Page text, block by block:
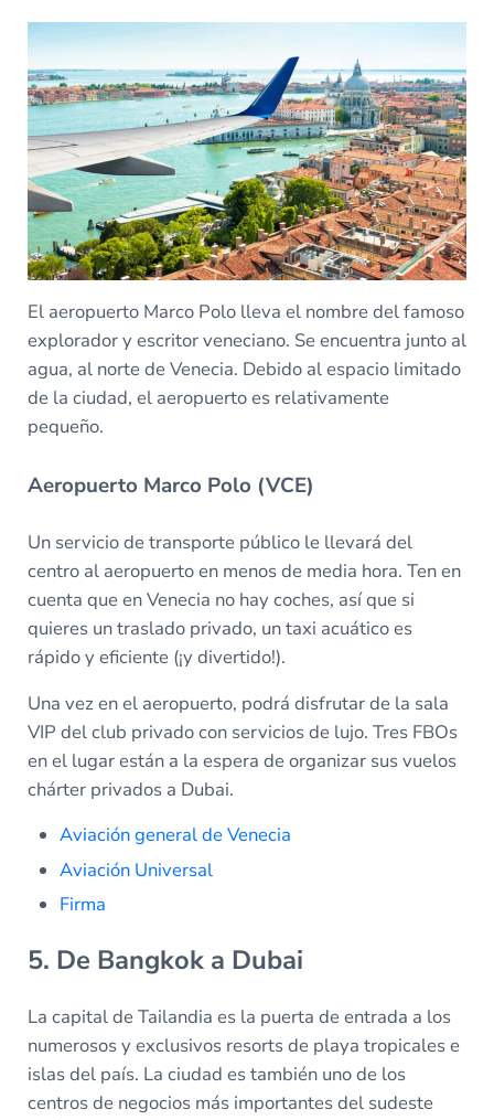
El aeropuerto Marco Polo lleva el nombre del famoso
explorador y escritor veneciano. Se encuentra junto al
agua, al norte de Venecia. Debido al espacio limitado
de la ciudad, el aeropuerto es relativamente
pequeño.
Aeropuerto Marco Polo (VCE)
Un servicio de transporte público le llevará del
centro al aeropuerto en menos de media hora. Ten en
cuenta que en Venecia no hay coches, así que si
quieres un traslado privado, un taxi acuático es
rápido y eficiente (¡y divertido!).
Una vez en el aeropuerto, podrá disfrutar de la sala
VIP del club privado con servicios de lujo. Tres FBOs
en el lugar están a la espera de organizar sus vuelos
chárter privados a Dubai.
Aviación general de Venecia
Aviación Universal
Firma
5. De Bangkok a Dubai
La capital de Tailandia es la puerta de entrada a los
numerosos y exclusivos resorts de playa tropicales e
islas del país. La ciudad es también uno de los
centros de negocios más importantes del sudeste